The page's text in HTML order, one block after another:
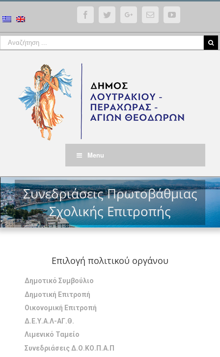
FacebookTwitterGoogle+Email YouTube
Menu
Συνεδριάσεις Πρωτοβάθμιας
Σχολικής Επιτροπής
Επιλογή πολιτικού οργάνου
Δημοτικό Συμβούλιο
Δημοτική Επιτροπή
Οικονομική Επιτροπή
Δ.Ε.Υ.Α.Λ-ΑΓ.Θ.
Λιμενικό Ταμείο
Συνεδριάσεις Δ.Ο.ΚΟ.Π.Α.Π